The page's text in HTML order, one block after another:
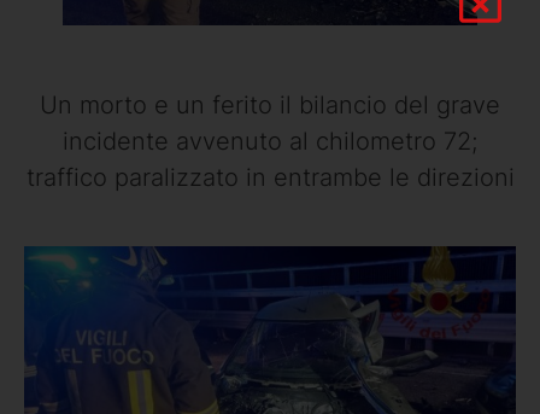
Un morto e un ferito il bilancio del grave
incidente avvenuto al chilometro 72;
traffico paralizzato in entrambe le direzioni